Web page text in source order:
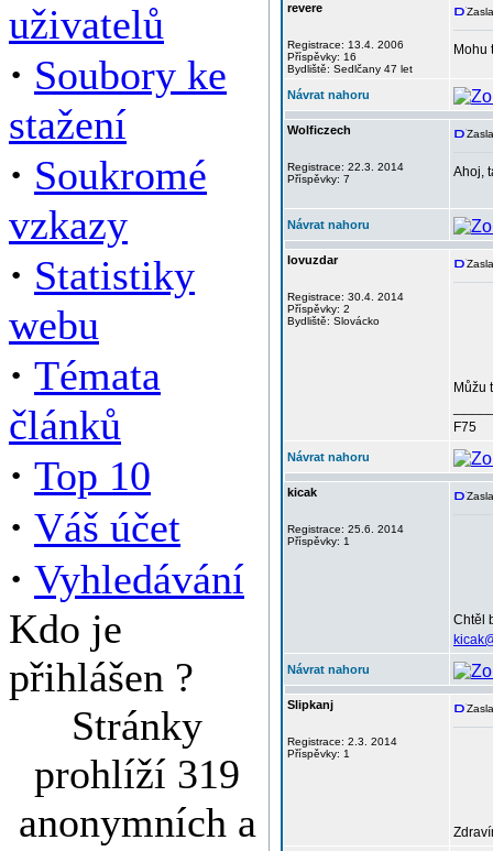
uživatelů
· Soubory ke
stažení
· Soukromé
vzkazy
· Statistiky
webu
· Témata
článků
· Top 10
· Váš účet
· Vyhledávání
Kdo je
přihlášen ?
Stránky
prohlíží 319
anonymních a
revere
Registrace: 13.4. 2006
Příspěvky: 16
Bydliště: Sedlčany 47 let
Mohu
Návrat nahoru
Wolficzech
Registrace: 22.3. 2014
Příspěvky: 7
Ahoj,
Návrat nahoru
lovuzdar
Registrace: 30.4. 2014
Příspěvky: 2
Bydliště: Slovácko
Můžu
F75
Návrat nahoru
kicak
Registrace: 25.6. 2014
Příspěvky: 1
Chtěl
Návrat nahoru
Slipkanj
Registrace: 2.3. 2014
Příspěvky: 1